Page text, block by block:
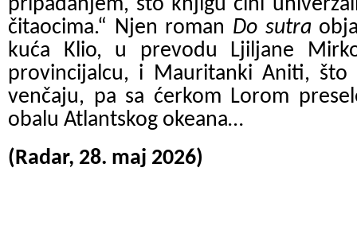
pripadanjem, što knjigu čini
čitaocima.“ Njen roman Do sutra
kuća Klio, u prevodu Ljiljane
provincijalcu, i Mauritanki Aniti, što
venčaju, pa sa ćerkom Lorom
obalu Atlantskog okeana…
(Radar, 28. maj 2026)